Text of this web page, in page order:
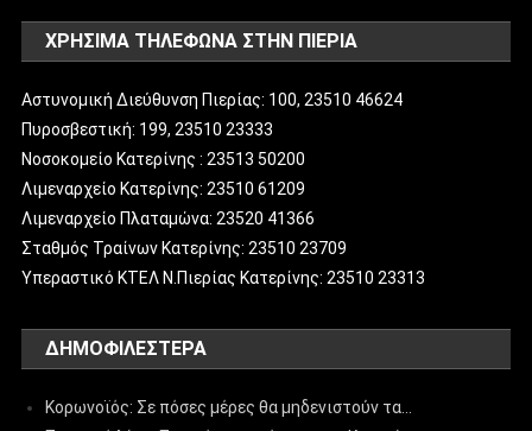
ΧΡΗΣΙΜΑ ΤΗΛΕΦΩΝΑ ΣΤΗΝ ΠΙΕΡΙΑ
Αστυνομική Διεύθυνση Πιερίας: 100, 23510 46624
Πυροσβεστική: 199, 23510 23333
Νοσοκομείο Κατερίνης : 23513 50200
Λιμεναρχείο Κατερίνης: 23510 61209
Λιμεναρχείο Πλαταμώνα: 23520 41366
Σταθμός Τραίνων Κατερίνης: 23510 23709
Υπεραστικό ΚΤΕΛ Ν.Πιερίας Κατερίνης: 23510 23313
ΔΗΜΟΦΙΛΈΣΤΕΡΑ
Κορωνοϊός: Σε πόσες μέρες θα μηδενιστούν τα…